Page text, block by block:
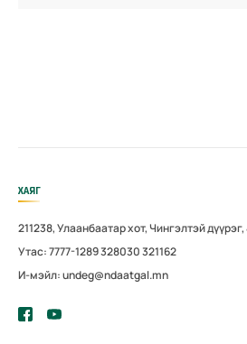
ХАЯГ
211238, Улаанбаатар хот, Чингэлтэй
Утас: 7777-1289 328030 321162
И-мэйл: undeg@ndaatgal.mn